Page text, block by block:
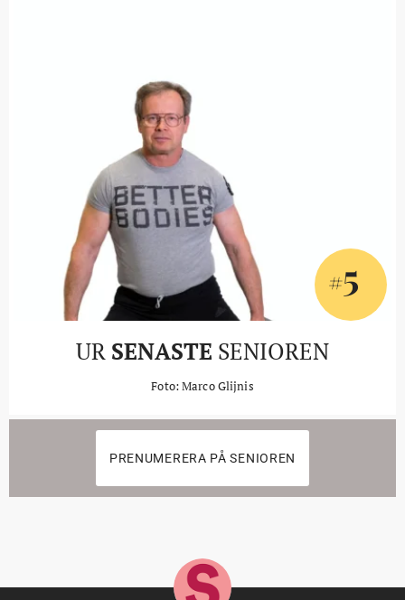
#5
UR SENASTE SENIOREN
Foto: Marco Glijnis
PRENUMERERA PÅ SENIOREN